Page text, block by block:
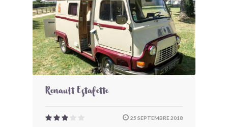
Renault Estafette
25 SEPTEMBRE 2018